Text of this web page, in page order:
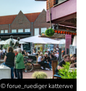
© forue_ruediger katterwe